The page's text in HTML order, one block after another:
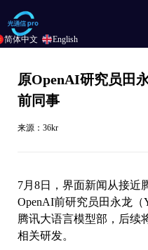
原OpenAI研究员田
前同事
来源：36kr
7月8日，界面新闻从接近
OpenAI前研究员田永龙（
腾讯大语言模型部，后续
相关研发。
简体中文 English